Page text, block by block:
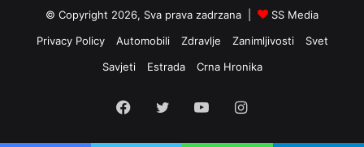
© Copyright 2026, Sva prava zadrzana |
SS Media
Privacy Policy
Automobili Zdravlje Zanimljivosti
Svet
Savjeti
Estrada Crna Hronika
Facebook
TwitterYouTubeInstagram